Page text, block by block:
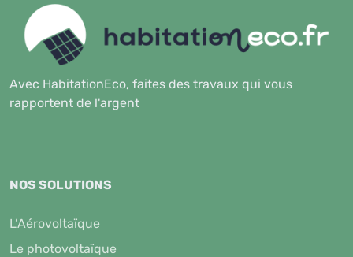
Avec HabitationEco, faites des travaux qui vous
rapportent de l'argent
NOS SOLUTIONS
L’Aérovoltaïque
Le photovoltaïque